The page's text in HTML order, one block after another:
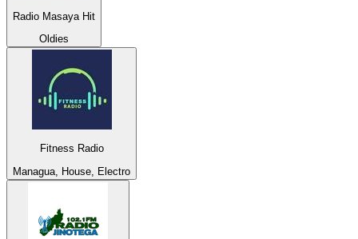
Radio Masaya Hit
Oldies
Fitness Radio
Managua, House, Electro